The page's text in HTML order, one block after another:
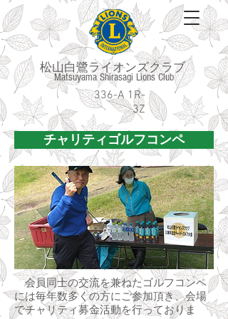
松山白鷺ライオンズクラブ
Matsuyama Shirasagi Lions Club
336-A 1R-
3Z
チャリティゴルフコンペ
会員同士の交流を兼ねたゴルフコンペ
には毎年数多くの方にご参加頂き、会場
でチャリティ募金活動を行っておりま